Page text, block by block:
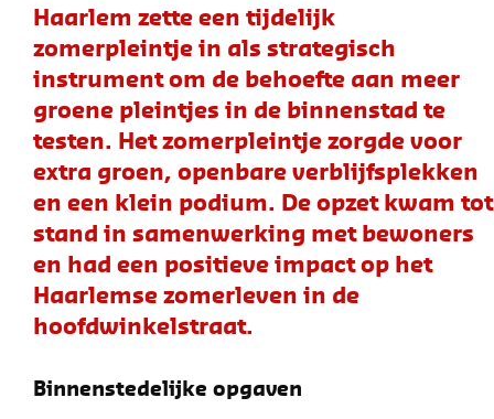
Haarlem zette een tijdelijk
zomerpleintje in als strategisch
instrument om de behoefte aan meer
groene pleintjes in de binnenstad te
testen. Het zomerpleintje zorgde voor
extra groen, openbare verblijfsplekken
en een klein podium. De opzet kwam tot
stand in samenwerking met bewoners
en had een positieve impact op het
Haarlemse zomerleven in de
hoofdwinkelstraat.
Binnenstedelijke opgaven